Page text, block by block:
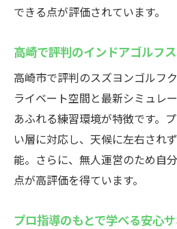
できる点が評価されています。
高崎で評判のインドアゴルフ
高崎市で評判のスズヨンゴルフ
ライベート空間と最新シミュレ
あふれる練習環境が特徴です。
い層に対応し、天候に左右され
能。さらに、無人運営のため自
点が高評価を得ています。
プロ指導のもとで学べる安心